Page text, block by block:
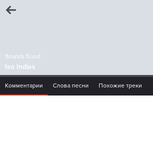
Sounds Good
Iso Indies
Комментарии Слова песни Похожие треки